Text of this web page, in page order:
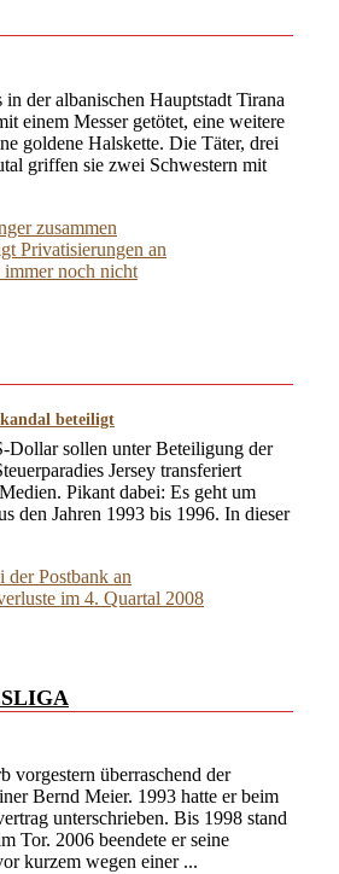
der albanischen Hauptstadt Tirana
einem Messer getötet, eine weitere
goldene Halskette. Die Täter, drei
griffen sie zwei Schwestern mit
zusammen
Privatisierungen an
noch nicht
beteiligt
sollen unter Beteiligung der
Jersey transferiert
Pikant dabei: Es geht um
den Jahren 1993 bis 1996. In dieser
der Postbank an
im 4. Quartal 2008
vorgestern überraschend der
Bernd Meier. 1993 hatte er beim
unterschrieben. Bis 1998 stand
Tor. 2006 beendete er seine
kurzem wegen einer ...